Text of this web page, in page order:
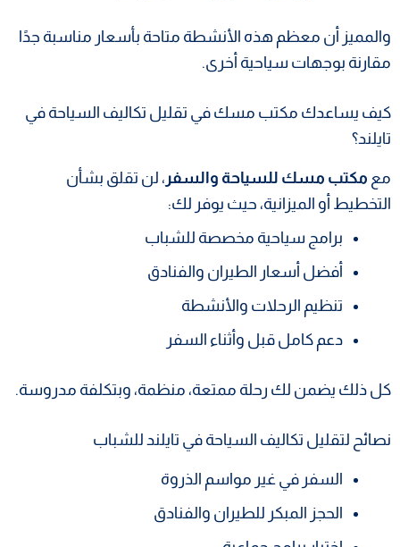
والمميز أن معظم هذه الأنشطة متاحة بأسعار مناسبة جدًا
مقارنة بوجهات سياحية أخرى.
كيف يساعدك مكتب مسك في تقليل تكاليف السياحة في
تايلند؟
مع مكتب مسك للسياحة والسفر ، لن تقلق بشأن
التخطيط أو الميزانية، حيث يوفر لك:
برامج سياحية مخصصة للشباب
أفضل أسعار الطيران والفنادق
تنظيم الرحلات والأنشطة
دعم كامل قبل وأثناء السفر
كل ذلك يضمن لك رحلة ممتعة، منظمة، وبتكلفة مدروسة.
نصائح لتقليل تكاليف السياحة في تايلند للشباب
السفر في غير مواسم الذروة
الحجز المبكر للطيران والفنادق